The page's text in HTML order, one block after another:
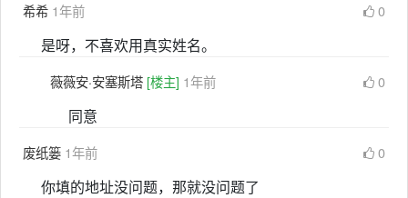
希希 1年前 0
是呀，不喜欢用真实姓名。
薇薇安·安塞斯塔 [楼主] 1年前 0
同意
废纸篓 1年前 0
你填的地址没问题，那就没问题了